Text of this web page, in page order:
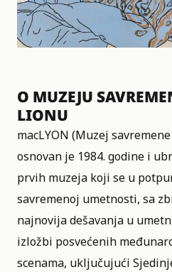
O MUZEJU
LIONU
macLYON (Muzej
osnovan je 1984. godine i
prvih muzeja koji se u
savremenoj umetnosti, sa
najnovija dešavanja u
izložbi posvećenih
scenama, uključujući